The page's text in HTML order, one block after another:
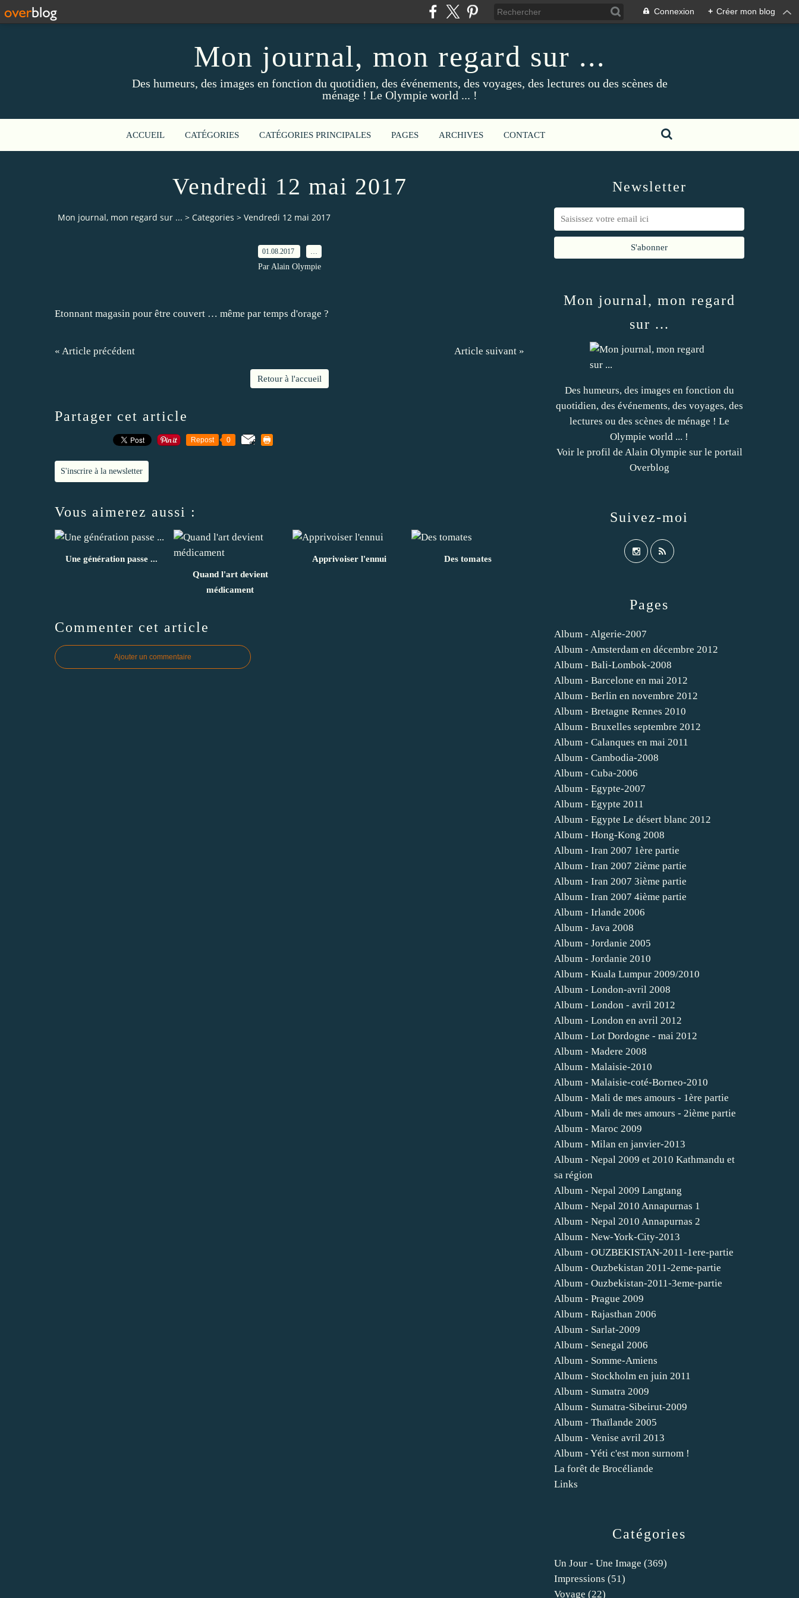
Connexion + Créer mon blog
Mon journal, mon regard sur ...
Des humeurs, des images en fonction du quotidien, des événements, des voyages, des lectures ou des scènes de
ménage ! Le Olympie world ... !
ACCUEIL CATÉGORIES CATÉGORIES PRINCIPALES PAGES ARCHIVES CONTACT
Vendredi 12 mai 2017
Mon journal, mon regard sur ... > Categories > Vendredi 12 mai 2017
01.08.2017
Par Alain Olympie
Etonnant magasin pour être couvert … même par temps d'orage ?
« Article précédent Article suivant »
Retour à l'accueil
Partager cet article
Repost 0
S'inscrire à la newsletter
Vous aimerez aussi :
Une génération passe ...
Quand l'art devient
médicament
Apprivoiser l'ennui Des tomates
Commenter cet article
Ajouter un commentaire
Newsletter
Catégories
Un Jour - Une Image (369)
Impressions (51)
Voyage (22)
Pages
Album - Algerie-2007
Album - Amsterdam en décembre 2012
Album - Bali-Lombok-2008
Album - Barcelone en mai 2012
Album - Berlin en novembre 2012
Album - Bretagne Rennes 2010
Album - Bruxelles septembre 2012
Album - Calanques en mai 2011
Album - Cambodia-2008
Album - Cuba-2006
Album - Egypte-2007
Album - Egypte 2011
Album - Egypte Le désert blanc 2012
Album - Hong-Kong 2008
Album - Iran 2007 1ère partie
Album - Iran 2007 2ième partie
Album - Iran 2007 3ième partie
Album - Iran 2007 4ième partie
Album - Irlande 2006
Album - Java 2008
Album - Jordanie 2005
Album - Jordanie 2010
Album - Kuala Lumpur 2009/2010
Album - London-avril 2008
Album - London - avril 2012
Album - London en avril 2012
Album - Lot Dordogne - mai 2012
Album - Madere 2008
Album - Malaisie-2010
Album - Malaisie-coté-Borneo-2010
Album - Mali de mes amours - 1ère partie
Album - Mali de mes amours - 2ième partie
Album - Maroc 2009
Album - Milan en janvier-2013
Album - Nepal 2009 et 2010 Kathmandu et
sa région
Album - Nepal 2009 Langtang
Album - Nepal 2010 Annapurnas 1
Album - Nepal 2010 Annapurnas 2
Album - New-York-City-2013
Album - OUZBEKISTAN-2011-1ere-partie
Album - Ouzbekistan 2011-2eme-partie
Album - Ouzbekistan-2011-3eme-partie
Album - Prague 2009
Album - Rajasthan 2006
Album - Sarlat-2009
Album - Senegal 2006
Album - Somme-Amiens
Album - Stockholm en juin 2011
Album - Sumatra 2009
Album - Sumatra-Sibeirut-2009
Album - Thaïlande 2005
Album - Venise avril 2013
Album - Yéti c'est mon surnom !
La forêt de Brocéliande
Links
Mon journal, mon regard
sur ...
Des humeurs, des images en fonction du
quotidien, des événements, des voyages, des
lectures ou des scènes de ménage ! Le
Olympie world ... !
Voir le profil de Alain Olympie sur le portail
Overblog
Suivez-moi